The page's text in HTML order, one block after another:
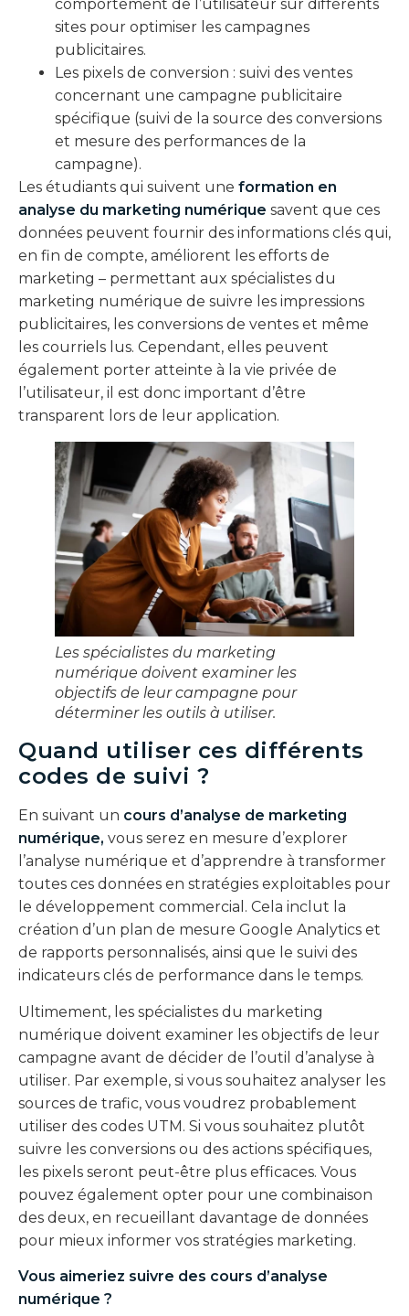
comportement de l’utilisateur sur différents
sites pour optimiser les campagnes
publicitaires.
Les pixels de conversion : suivi des ventes
concernant une campagne publicitaire
spécifique (suivi de la source des conversions
et mesure des performances de la
campagne).
Les étudiants qui suivent une formation en
analyse du marketing numérique savent que ces
données peuvent fournir des informations clés qui,
en fin de compte, améliorent les efforts de
marketing – permettant aux spécialistes du
marketing numérique de suivre les impressions
publicitaires, les conversions de ventes et même
les courriels lus. Cependant, elles peuvent
également porter atteinte à la vie privée de
l’utilisateur, il est donc important d’être
transparent lors de leur application.
Les spécialistes du marketing
numérique doivent examiner les
objectifs de leur campagne pour
déterminer les outils à utiliser.
Quand utiliser ces différents
codes de suivi ?
En suivant un cours d’analyse de marketing
numérique, vous serez en mesure d’explorer
l’analyse numérique et d’apprendre à transformer
toutes ces données en stratégies exploitables pour
le développement commercial. Cela inclut la
création d’un plan de mesure Google Analytics et
de rapports personnalisés, ainsi que le suivi des
indicateurs clés de performance dans le temps.
Ultimement, les spécialistes du marketing
numérique doivent examiner les objectifs de leur
campagne avant de décider de l’outil d’analyse à
utiliser. Par exemple, si vous souhaitez analyser les
sources de trafic, vous voudrez probablement
utiliser des codes UTM. Si vous souhaitez plutôt
suivre les conversions ou des actions spécifiques,
les pixels seront peut-être plus efficaces. Vous
pouvez également opter pour une combinaison
des deux, en recueillant davantage de données
pour mieux informer vos stratégies marketing.
Vous aimeriez suivre des cours d’analyse
numérique ?